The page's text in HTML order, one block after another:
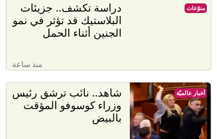
دراسة تكشف.. جزيئات
البلاستيك قد تؤثر في نمو
الجنين أثناء الحمل
منذ ساعة
منوّعات
شاهد.. نائب ترشق رئيس
وزراء كوسوفو المؤقت
بالبيض
أخبار عالميّة